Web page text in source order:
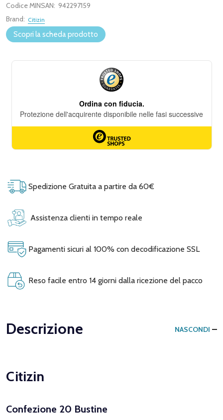
Codice MINSAN: 942297159
Brand: Citizin
Scopri la scheda prodotto
Spedizione Gratuita a partire da 60€
Assistenza clienti in tempo reale
Pagamenti sicuri al 100% con decodificazione SSL
Reso facile entro 14 giorni dalla ricezione del pacco
Descrizione NASCONDI
Citizin
Confezione 20 Bustine